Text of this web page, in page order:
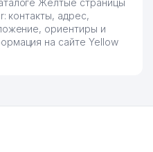
Желтые страницы
контакты, адрес,
ориентиры и
на сайте Yellow